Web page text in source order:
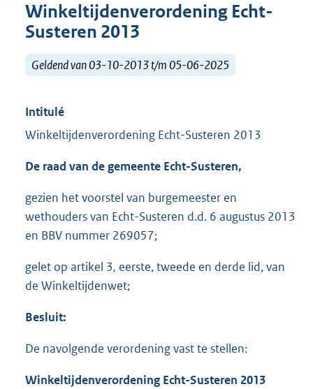
Winkeltijdenverordening Echt-
Susteren 2013
Geldend van 03-10-2013 t/m 05-06-2025
Intitulé
Winkeltijdenverordening Echt-Susteren 2013
De raad van de gemeente Echt-Susteren,
gezien het voorstel van burgemeester en
wethouders van Echt-Susteren d.d. 6 augustus 2013
en BBV nummer 269057;
gelet op artikel 3, eerste, tweede en derde lid, van
de Winkeltijdenwet;
Besluit:
De navolgende verordening vast te stellen:
Winkeltijdenverordening Echt-Susteren 2013